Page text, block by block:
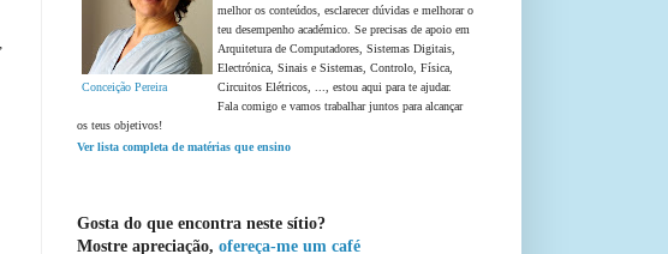
Conceição Pereira
melhor os conteúdos, esclarecer dúvidas e melhorar o
teu desempenho académico. Se precisas de apoio em
Arquitetura de Computadores, Sistemas Digitais,
Electrónica, Sinais e Sistemas, Controlo, Física,
Circuitos Elétricos, ..., estou aqui para te ajudar.
Fala comigo e vamos trabalhar juntos para alcançar
os teus objetivos!
Ver lista completa de matérias que ensino
Gosta do que encontra neste sítio?
Mostre apreciação, ofereça-me um café